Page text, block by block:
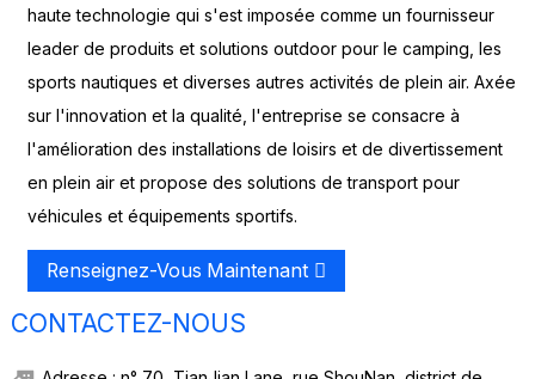
haute technologie qui s'est imposée comme un fournisseur
leader de produits et solutions outdoor pour le camping, les
sports nautiques et diverses autres activités de plein air. Axée
sur l'innovation et la qualité, l'entreprise se consacre à
l'amélioration des installations de loisirs et de divertissement
en plein air et propose des solutions de transport pour
véhicules et équipements sportifs.
Renseignez-Vous Maintenant
CONTACTEZ-NOUS